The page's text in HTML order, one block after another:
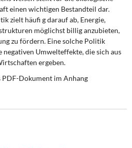
und Daseinsvorsorge
einen wichtigen Bestandteil dar.
zielt häufi g darauf ab, Energie,
möglichst billig anzubieten,
zu fördern. Eine solche Politik
Umwelteffekte, die sich aus
ergeben.
PDF-Dokument im Anhang